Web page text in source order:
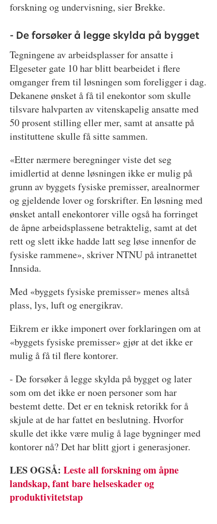
forskning og undervisning, sier Brekke.
- De forsøker å legge skylda på bygget
Tegningene av arbeidsplasser for ansatte i
Elgeseter gate 10 har blitt bearbeidet i flere
omganger frem til løsningen som foreligger i dag.
Dekanene ønsket å få til enekontor som skulle
tilsvare halvparten av vitenskapelig ansatte med
50 prosent stilling eller mer, samt at ansatte på
instituttene skulle få sitte sammen.
«Etter nærmere beregninger viste det seg
imidlertid at denne løsningen ikke er mulig på
grunn av byggets fysiske premisser, arealnormer
og gjeldende lover og forskrifter. En løsning med
ønsket antall enekontorer ville også ha forringet
de åpne arbeidsplassene betraktelig, samt at det
rett og slett ikke hadde latt seg løse innenfor de
fysiske rammene», skriver NTNU på intranettet
Innsida.
Med «byggets fysiske premisser» menes altså
plass, lys, luft og energikrav.
Eikrem er ikke imponert over forklaringen om at
«byggets fysiske premisser» gjør at det ikke er
mulig å få til flere kontorer.
- De forsøker å legge skylda på bygget og later
som om det ikke er noen personer som har
bestemt dette. Det er en teknisk retorikk for å
skjule at de har fattet en beslutning. Hvorfor
skulle det ikke være mulig å lage bygninger med
kontorer nå? Det har blitt gjort i generasjoner.
LES OGSÅ: Leste all forskning om åpne
landskap, fant bare helseskader og
produktivitetstap